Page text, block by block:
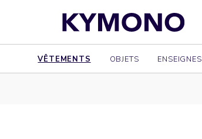
VÊTEMENTS OBJETS ENSEIGNES